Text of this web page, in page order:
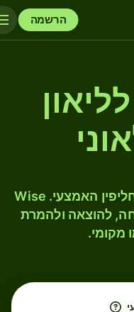
הרשמה
המירו RON ל- SLL לפי שער החליפין האמצעי. Wise
להוצאה ולהמרת